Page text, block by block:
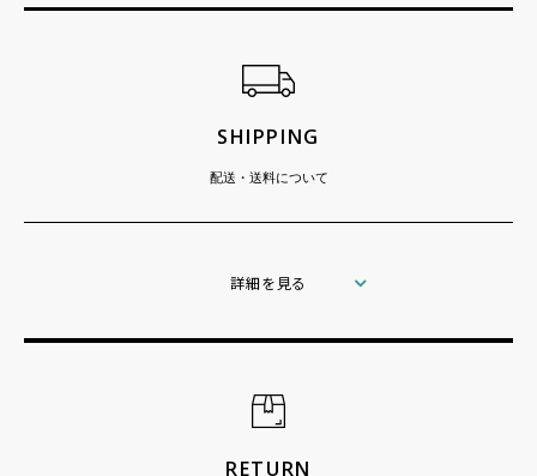
SHIPPING
配送・送料について
詳細を見る
RETURN